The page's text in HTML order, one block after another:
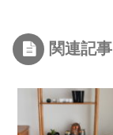
関連記事